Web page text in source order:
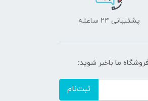
پشتیبانی ۲۴ ساعته
ما باخبر شوید:
ثبت‌نام